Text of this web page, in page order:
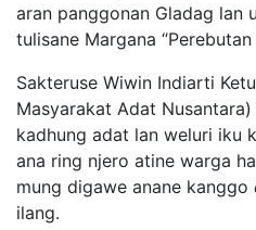
aran panggonan Gladag lan
tulisane Margana
Sakteruse Wiwin Indiarti
Masyarakat Adat
kadhung adat lan weluri iku
ana ring njero atine warga
mung digawe anane kanggo
ilang.